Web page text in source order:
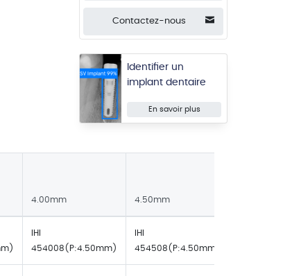
Contactez-nous
Identifier un
implant dentaire
En savoir plus
4.00mm 4.50mm
IHI
454008(P:4.50mm)
IHI
454508(P:4.50mm)